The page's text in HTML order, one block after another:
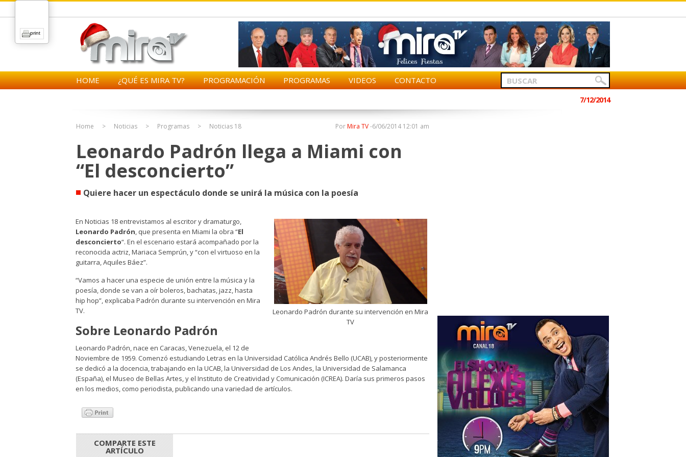
HOME ¿QUÉ ES MIRA TV? PROGRAMACIÓN PROGRAMAS VIDEOS CONTACTO
7/12/2014
Home Noticias Programas Noticias 18 6/06/2014 12:01 am
PorMira TV-
Leonardo Padrón llega a Miami con
“El desconcierto”
Quiere hacer un espectáculo donde se unirá la música con la poesía
Leonardo Padrón durante su intervención en Mira
TV
En Noticias 18 entrevistamos al escritor y dramaturgo,
Leonardo Padrón, que presenta en Miami la obra “El
desconcierto“. En el escenario estará acompañado por la
reconocida actriz, Mariaca Semprún, y “con el virtuoso en la
guitarra, Aquiles Báez”.
“Vamos a hacer una especie de unión entre la música y la
poesía, donde se van a oír boleros, bachatas, jazz, hasta
hip hop”, explicaba Padrón durante su intervención en Mira
TV.
Sobre Leonardo Padrón
Leonardo Padrón, nace en Caracas, Venezuela, el 12 de
Noviembre de 1959. Comenzó estudiando Letras en la Universidad Católica Andrés Bello (UCAB), y posteriormente
se dedicó a la docencia, trabajando en la UCAB, la Universidad de Los Andes, la Universidad de Salamanca
(España), el Museo de Bellas Artes, y el Instituto de Creatividad y Comunicación (ICREA). Daría sus primeros pasos
en los medios, como periodista, publicando una variedad de artículos.
print
COMPARTE ESTE
ARTÍCULO